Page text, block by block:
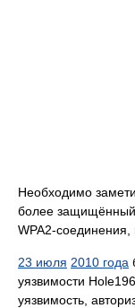
Необходимо
более
WPA2-
23 июля 2010 года
уязвимости
уязвимость,